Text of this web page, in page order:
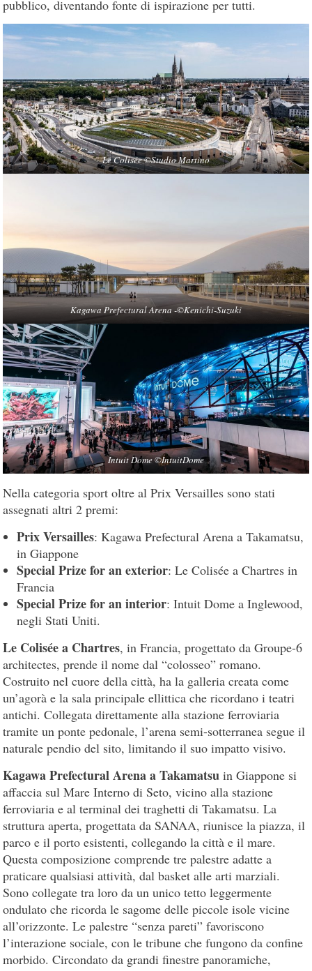
pubblico, diventando fonte di ispirazione per tutti.
Le Colisée ©Studio Martino
Kagawa Prefectural Arena -©Kenichi-Suzuki
Intuit Dome ©IntuitDome
Nella categoria sport oltre al Prix Versailles sono stati
assegnati altri 2 premi:
Prix Versailles: Kagawa Prefectural Arena a Takamatsu,
in Giappone
Special Prize for an exterior: Le Colisée a Chartres in
Francia
Special Prize for an interior: Intuit Dome a Inglewood,
negli Stati Uniti.
Le Colisée a Chartres, in Francia, progettato da Groupe-6
architectes, prende il nome dal “colosseo” romano.
Costruito nel cuore della città, ha la galleria creata come
un’agorà e la sala principale ellittica che ricordano i teatri
antichi. Collegata direttamente alla stazione ferroviaria
tramite un ponte pedonale, l’arena semi-sotterranea segue il
naturale pendio del sito, limitando il suo impatto visivo.
Kagawa Prefectural Arena a Takamatsu in Giappone si
affaccia sul Mare Interno di Seto, vicino alla stazione
ferroviaria e al terminal dei traghetti di Takamatsu. La
struttura aperta, progettata da SANAA, riunisce la piazza, il
parco e il porto esistenti, collegando la città e il mare.
Questa composizione comprende tre palestre adatte a
praticare qualsiasi attività, dal basket alle arti marziali.
Sono collegate tra loro da un unico tetto leggermente
ondulato che ricorda le sagome delle piccole isole vicine
all’orizzonte. Le palestre “senza pareti” favoriscono
l’interazione sociale, con le tribune che fungono da confine
morbido. Circondato da grandi finestre panoramiche,